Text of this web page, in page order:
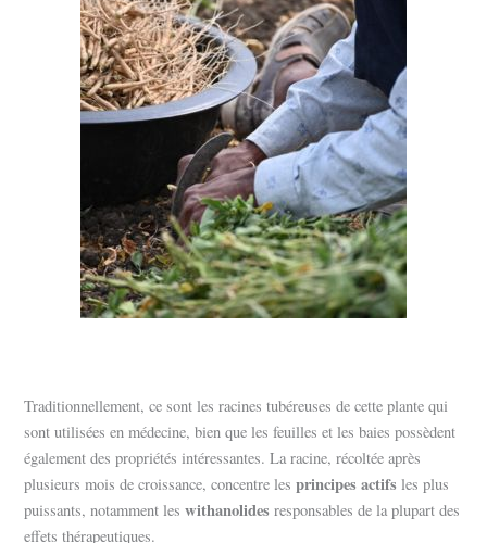
Traditionnellement, ce sont les racines tubéreuses de cette plante qui
sont utilisées en médecine, bien que les feuilles et les baies possèdent
également des propriétés intéressantes. La racine, récoltée après
plusieurs mois de croissance, concentre lesprincipes actifs les plus
puissants, notamment leswithanolides responsables de la plupart des
effets thérapeutiques.